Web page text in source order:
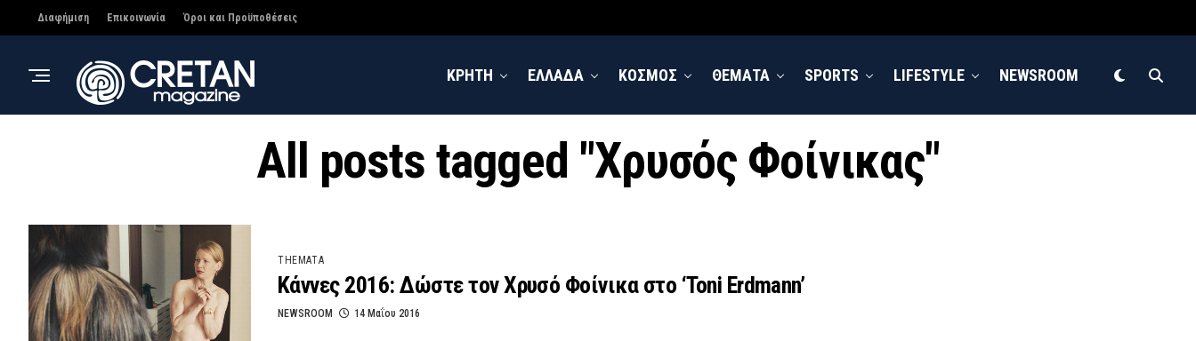
Διαφήμιση Επικοινωνία Όροι και Προϋποθέσεις
ΚΡΗΤΗ ΕΛΛΑΔΑ ΚΟΣΜΟΣ ΘΕΜΑΤΑ SPORTS LIFESTYLE NEWSROOM
All posts tagged "Χρυσός Φοίνικας"
THEMATA
Κάννες 2016: Δώστε τον Χρυσό Φοίνικα στο ‘Toni Erdmann’
NEWSROOM 14 Μαΐου 2016